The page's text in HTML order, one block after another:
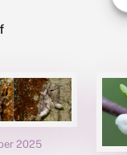
2025